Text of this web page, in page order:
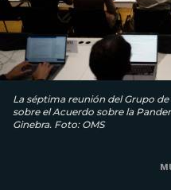
La séptima reunión del Grupo
sobre el Acuerdo sobre la
Ginebra. Foto: OMS